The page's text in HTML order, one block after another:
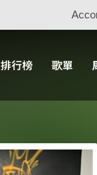
排行榜 歌單